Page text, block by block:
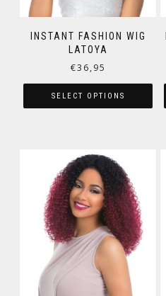
INSTANT FASHION WIG
LATOYA
€36,95
SELECT OPTIONS